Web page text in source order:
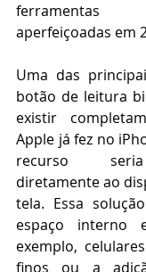
aperfeiçoadas em
Uma das
botão de leitura
existir
Apple já fez no
recurso
diretamente ao
tela. Essa
espaço interno
exemplo,
finos ou a